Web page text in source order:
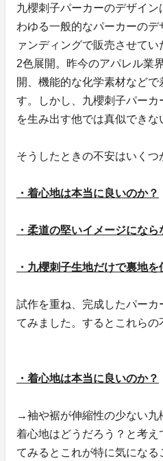
九櫻刺子パーカーのデザイ
わゆる一般的なパーカーの
ァンディングで販売させて
2色展開。昨今のアパレル業
開、機能的な化学素材など
す。しかし、九櫻刺子パー
を生み出す他では真似できな
そうしたときの不安はいくつ
・着心地は本当に良いのか？
・柔道の堅いイメージになら
・九櫻刺子生地だけで裏地
試作を重ね、完成したパー
てみました。するとこれらの
・着心地は本当に良いのか？
→袖や裾が伸縮性の少ない九
着心地はどうだろう？と考
てみるとこれが特に気にな